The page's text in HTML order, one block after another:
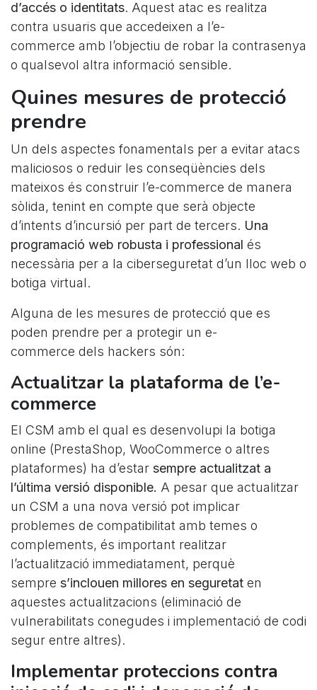
d’accés o identitats. Aquest atac es realitza
contra usuaris que accedeixen a l’e-
commerce amb l’objectiu de robar la contrasenya
o qualsevol altra informació sensible.
Quines mesures de protecció
prendre
Un dels aspectes fonamentals per a evitar atacs
maliciosos o reduir les conseqüències dels
mateixos és construir l’e-commerce de manera
sòlida, tenint en compte que serà objecte
d’intents d’incursió per part de tercers. Una
programació web robusta i professional és
necessària per a la ciberseguretat d’un lloc web o
botiga virtual.
Alguna de les mesures de protecció que es
poden prendre per a protegir un e-
commerce dels hackers són:
Actualitzar la plataforma de l’e-
commerce
El CSM amb el qual es desenvolupi la botiga
online (PrestaShop, WooCommerce o altres
plataformes) ha d’estar sempre actualitzat a
l’última versió disponible. A pesar que actualitzar
un CSM a una nova versió pot implicar
problemes de compatibilitat amb temes o
complements, és important realitzar
l’actualització immediatament, perquè
sempre s’inclouen millores en seguretat en
aquestes actualitzacions (eliminació de
vulnerabilitats conegudes i implementació de codi
segur entre altres).
Implementar proteccions contra